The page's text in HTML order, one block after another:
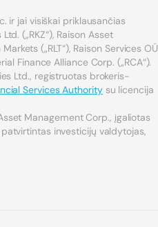
ir jai visiškai priklausančias
(„RKZ“), Raison Asset
(„RLT“), Raison Services OÜ
Finance Alliance Corp. („RCA“).
Ltd., registruotas brokeris-
Services Authoritysu licencija
Management Corp., įgaliotas
investicijų valdytojas,